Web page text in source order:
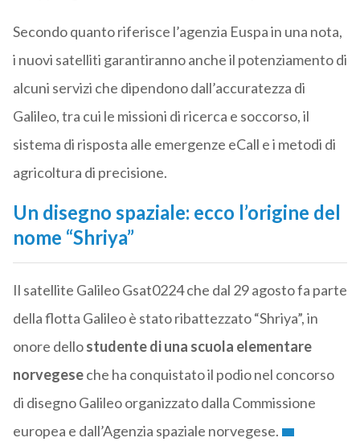
Secondo quanto riferisce l’agenzia Euspa in una nota,
i nuovi satelliti garantiranno anche il potenziamento di
alcuni servizi che dipendono dall’accuratezza di
Galileo, tra cui le missioni di ricerca e soccorso, il
sistema di risposta alle emergenze eCall e i metodi di
agricoltura di precisione.
Un disegno spaziale: ecco l’origine del
nome “Shriya”
Il satellite Galileo Gsat0224 che dal 29 agosto fa parte
della flotta Galileo è stato ribattezzato “Shriya”, in
onore dellostudente di una scuola elementare
norvegeseche ha conquistato il podio nel concorso
di disegno Galileo organizzato dalla Commissione
europea e dall’Agenzia spaziale norvegese.